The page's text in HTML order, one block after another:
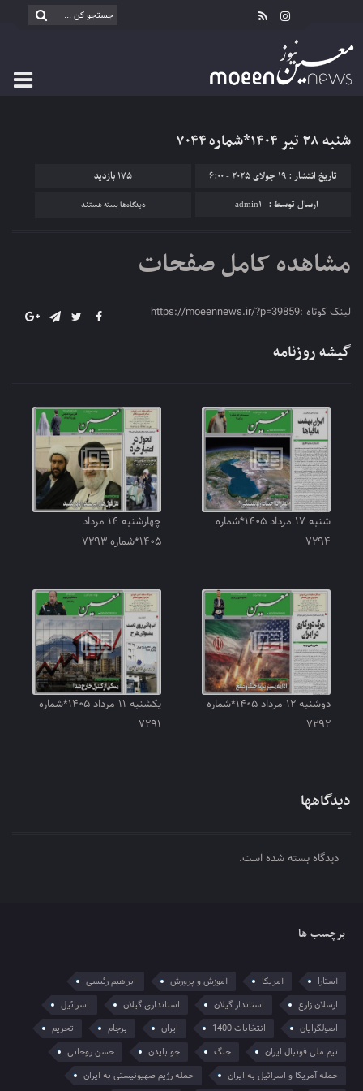
شنبه ۲۸ تیر ۱۴۰۴*شماره ۷۰۴۴
تاریخ انتشار : 19 جولای 2025 - 6:00 175 بازدید
ارسال توسط : admin1 دیدگاه‌هابرای
بسته هستند
مشاهده کامل صفحات
لینک کوتاه :https://moeennews.ir/?p=39859
گیشه روزنامه
شنبه ۱۷ مرداد ۱۴۰۵*شماره
۷۲۹۴
چهارشنبه ۱۴ مرداد
۱۴۰۵*شماره ۷۲۹۳
دوشنبه ۱۲ مرداد ۱۴۰۵*شماره
۷۲۹۲
یکشنبه ۱۱ مرداد ۱۴۰۵*شماره
۷۲۹۱
دیدگاهها
دیدگاه بسته شده است.
برچسب ها
آستارا آمریکا آموزش و پرورش
ابراهیم رئیسی
ارسلان زارع
استاندار گیلان استانداری گیلان
اسرائیل
اصولگرایان
انتخابات 1400 ایران برجام
تحریم
تیم ملی فوتبال ایران
جنگ جو بایدن
حسن روحانی
حمله آمریکا و اسرائیل به ایران
حمله رژیم صهیونیستی به ایران